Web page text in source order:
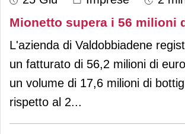
Mionetto supera i 56 milioni
L'azienda di Valdobbiadene
un fatturato di 56,2 milioni di
un volume di 17,6 milioni di
rispetto al 2...